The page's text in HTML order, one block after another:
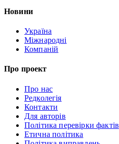
Новини
Україна
Міжнародні
Компаній
Про проект
Про нас
Редколегія
Контакти
Для авторів
Політика перевірки фактів
Етична політика